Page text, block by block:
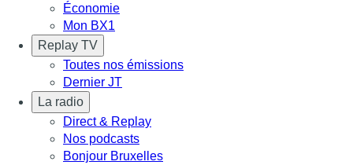
Économie
Mon BX1
Replay TV
Toutes nos émissions
Dernier JT
La radio
Direct & Replay
Nos podcasts
Bonjour Bruxelles